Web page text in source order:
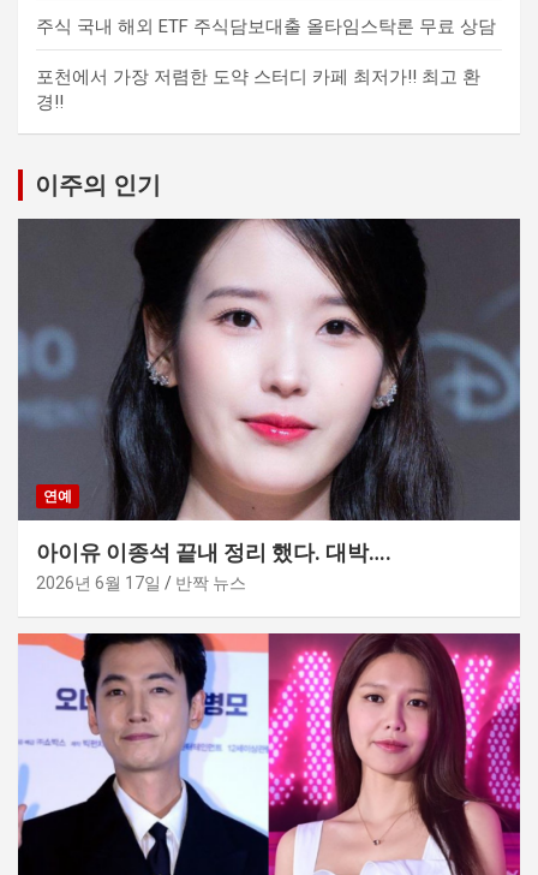
주식 국내 해외 ETF 주식담보대출 올타임스탁론 무료 상담
포천에서 가장 저렴한 도약 스터디 카페 최저가!! 최고 환
경!!
이주의 인기
연예
아이유 이종석 끝내 정리 했다. 대박….
2026년 6월 17일 반짝 뉴스